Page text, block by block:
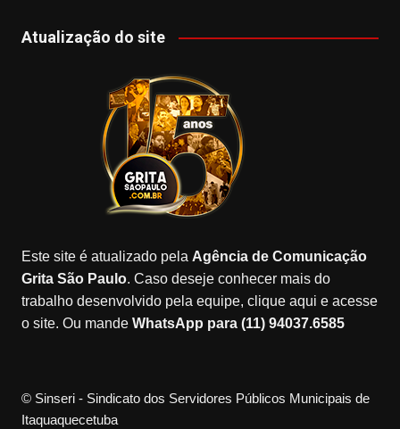
c
a
m
T
k
o
gl
e
M
a
p
s
u
u
b
e
Atualização do site
Este site é atualizado pela Agência de Comunicação
Grita São Paulo. Caso deseje conhecer mais do
trabalho desenvolvido pela equipe, clique aqui e acesse
o site. Ou mande WhatsApp para (11) 94037.6585
© Sinseri - Sindicato dos Servidores Públicos Municipais de
Itaquaquecetuba